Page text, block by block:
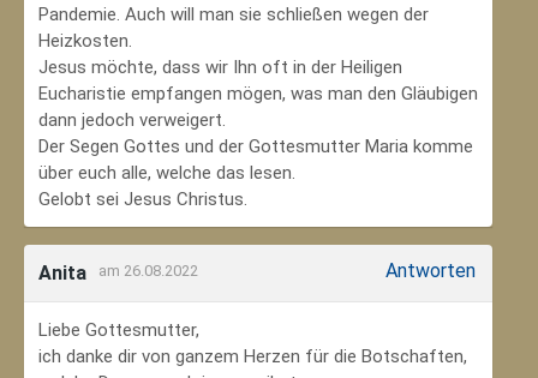
Pandemie. Auch will man sie schließen wegen der
Heizkosten.
Jesus möchte, dass wir Ihn oft in der Heiligen
Eucharistie empfangen mögen, was man den Gläubigen
dann jedoch verweigert.
Der Segen Gottes und der Gottesmutter Maria komme
über euch alle, welche das lesen.
Gelobt sei Jesus Christus.
Anita am 26.08.2022 Antworten
Liebe Gottesmutter,
ich danke dir von ganzem Herzen für die Botschaften,